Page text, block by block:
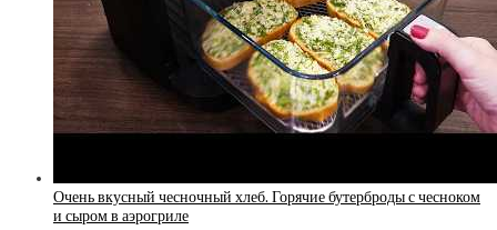
Очень вкусный чесночный хлеб. Горячие бутерброды с чесноком
и сыром в аэрогриле